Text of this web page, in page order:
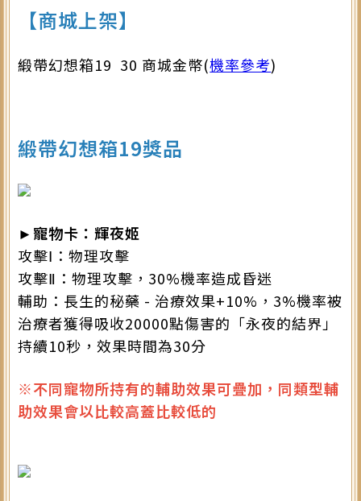
【商城上架】
緞帶幻想箱19 30 商城金幣(機率參考)
緞帶幻想箱19獎品
►寵物卡：輝夜姬
攻擊Ⅰ：物理攻擊
攻擊Ⅱ：物理攻擊，30%機率造成昏迷
輔助：長生的秘藥 - 治療效果+10%，3%機率被
治療者獲得吸收20000點傷害的「永夜的結界」
持續10秒，效果時間為30分
※不同寵物所持有的輔助效果可疊加，同類型輔
助效果會以比較高蓋比較低的